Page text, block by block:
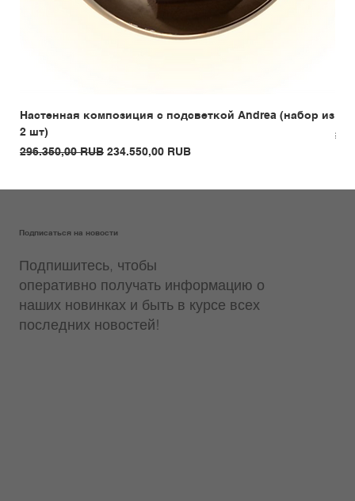
Настенная композиция с подсветкой Andrea (набор из
2 шт)
Обычная цена
296.350,00 RUB Цена со скидкой
234.550,00 RUB
Подписаться на новости
Подпишитесь, чтобы
оперативно получать информацию о
наших новинках и быть в курсе всех
последних новостей!